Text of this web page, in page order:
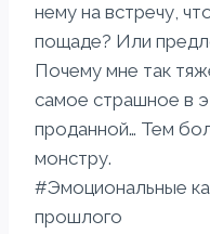
нему на встречу,
пощаде? Или
Почему мне так
самое страшное в
проданной… Тем
монстру.
#Эмоциональные
прошлого